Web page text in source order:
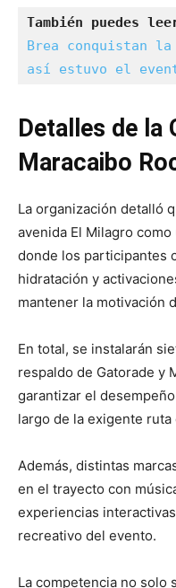
También puedes
Brea conquistan la
así estuvo el
Detalles de la
Maracaibo
La organización detalló
avenida El Milagro
donde los participantes
hidratación y
mantener la motivación
En total, se instalarán
respaldo de Gatorade y
garantizar el
largo de la exigente ruta
Además, distintas
en el trayecto con
experiencias
recreativo del evento.
La competencia no solo